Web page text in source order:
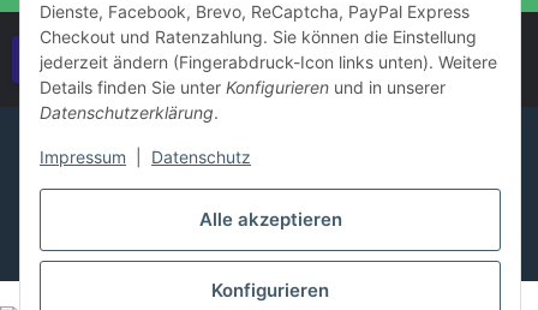
Alle akzeptieren
Konfigurieren
Dienste, Facebook, Brevo, ReCaptcha, PayPal Express
Checkout und Ratenzahlung. Sie können die Einstellung
jederzeit ändern (Fingerabdruck-Icon links unten). Weitere
Details finden Sie unter Konfigurieren und in unserer
Datenschutzerklärung.
Impressum Datenschutz
Vertrag widerrufen